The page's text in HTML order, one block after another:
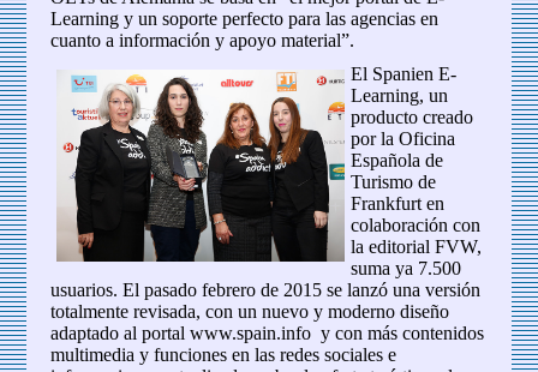
Learning y un soporte perfecto para las agencias en
cuanto a información y apoyo material”.
El Spanien E-
Learning, un
producto creado
por la Oficina
Española de
Turismo de
Frankfurt en
colaboración con
la editorial FVW,
suma ya 7.500
usuarios. El pasado febrero de 2015 se lanzó una versión
totalmente revisada, con un nuevo y moderno diseño
adaptado al portal www.spain.info y con más contenidos
multimedia y funciones en las redes sociales e